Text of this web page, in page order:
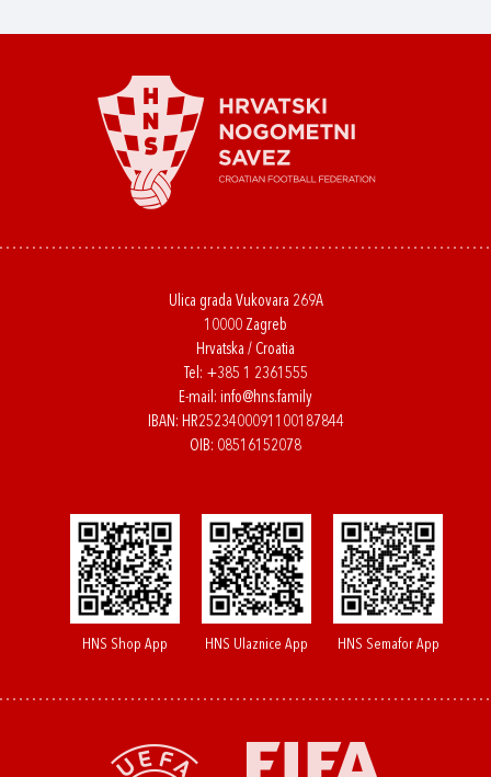
Ulica grada Vukovara 269A
10000 Zagreb
Hrvatska / Croatia
Tel: +385 1 2361555
E-mail: info@hns.family
IBAN: HR2523400091100187844
OIB: 08516152078
HNS Shop App HNS Ulaznice App HNS Semafor App